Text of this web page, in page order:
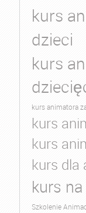
kurs
dzieci
kurs
kurs animatora
kurs
kurs
kurs dla
kurs
Szkolenie